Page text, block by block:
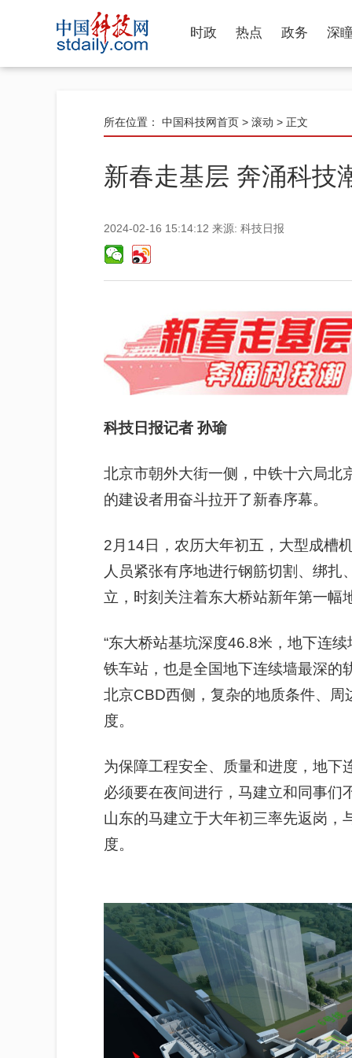
时政 热点 政务 深
所在位置： 中国科技网首页 > 滚动 > 正文
新春走基层 奔涌科技
2024-02-16 15:14:12 来源: 科技日报
科技日报记者 孙瑜
北京市朝外大街一侧，中铁十六局北
的建设者用奋斗拉开了新春序幕。
2月14日，农历大年初五，大型成槽
人员紧张有序地进行钢筋切割、绑
立，时刻关注着东大桥站新年第一幅
“东大桥站基坑深度46.8米，地下连
铁车站，也是全国地下连续墙最深的
北京CBD西侧，复杂的地质条件、
度。
为保障工程安全、质量和进度，地下
必须要在夜间进行，马建立和同事们
山东的马建立于大年初三率先返岗，
度。